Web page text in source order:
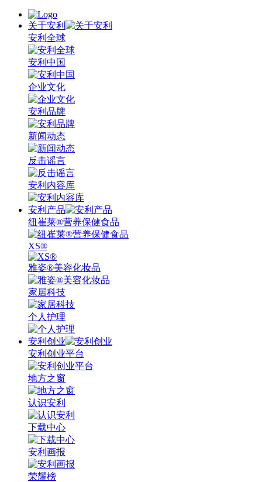
关于安利
安利全球
安利中国
企业文化
安利品牌
新闻动态
反击谣言
安利内容库
安利产品
纽崔莱®营养保健食品
XS®
雅姿®美容化妆品
家居科技
个人护理
安利创业
安利创业平台
地方之窗
认识安利
下载中心
安利画报
荣耀榜